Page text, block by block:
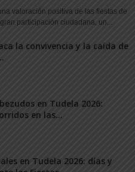
valoración positiva de las fiestas de
participación ciudadana, un...
la convivencia y la caída de
en Tudela 2026:
en las...
en Tudela 2026: días y